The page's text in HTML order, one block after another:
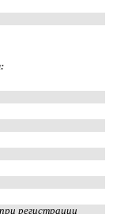
регистрации